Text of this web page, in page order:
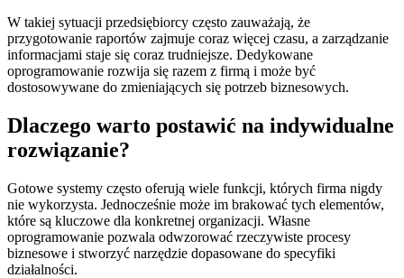
W takiej sytuacji przedsiębiorcy często zauważają, że
przygotowanie raportów zajmuje coraz więcej czasu, a zarządzanie
informacjami staje się coraz trudniejsze. Dedykowane
oprogramowanie rozwija się razem z firmą i może być
dostosowywane do zmieniających się potrzeb biznesowych.
Dlaczego warto postawić na indywidualne
rozwiązanie?
Gotowe systemy często oferują wiele funkcji, których firma nigdy
nie wykorzysta. Jednocześnie może im brakować tych elementów,
które są kluczowe dla konkretnej organizacji. Własne
oprogramowanie pozwala odwzorować rzeczywiste procesy
biznesowe i stworzyć narzędzie dopasowane do specyfiki
działalności.